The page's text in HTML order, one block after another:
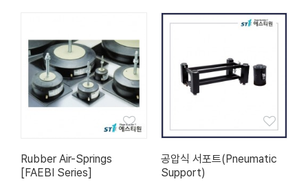
Rubber Air-Springs
[FAEBI Series]
공압식 서포트(Pneumatic
Support)